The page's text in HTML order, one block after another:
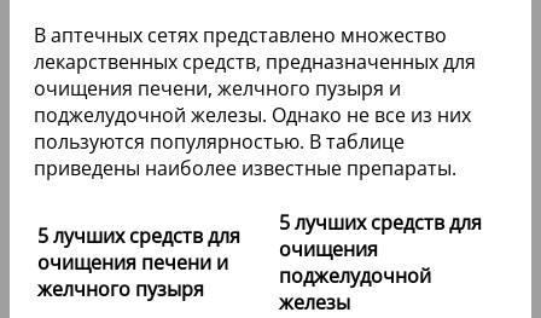
В аптечных сетях представлено множество
лекарственных средств, предназначенных для
очищения печени, желчного пузыря и
поджелудочной железы. Однако не все из них
пользуются популярностью. В таблице
приведены наиболее известные препараты.
5 лучших средств для
очищения печени и
желчного пузыря
5 лучших средств для
очищения
поджелудочной
железы